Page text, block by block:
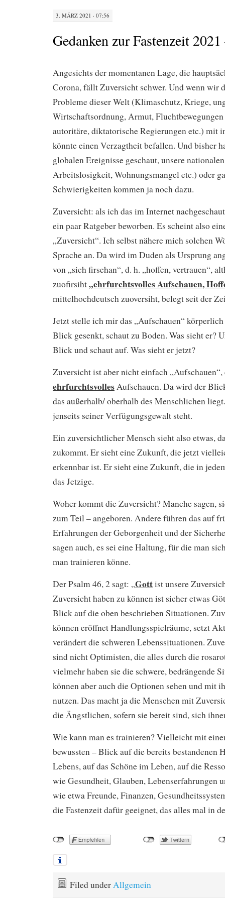
3. MÄRZ 2021 · 07:56
Gedanken zur Fastenzeit
Angesichts der momentanen Lage, die
Corona, fällt Zuversicht schwer. Und wenn wir
Probleme dieser Welt (Klimaschutz, Kriege,
Wirtschaftsordnung, Armut,
autoritäre, diktatorische Regierungen etc.) mit
könnte einen Verzagtheit befallen. Und bisher
globalen Ereignisse geschaut, unsere
Arbeitslosigkeit, Wohnungsmangel etc.) oder
Schwierigkeiten kommen ja noch dazu.
Zuversicht: als ich das im Internet
ein paar Ratgeber beworben. Es scheint also
„Zuversicht“. Ich selbst nähere mich solchen
Sprache an. Da wird im Duden als Ursprung
von „sich firsehan“, d. h. „hoffen, vertrauen“,
zuofirsiht„ehrfurchtsvolles Aufschauen,
mittelhochdeutsch zuoversiht, belegt seit der
Jetzt stelle ich mir das „Aufschauen“
Blick gesenkt, schaut zu Boden. Was sieht er?
Blick und schaut auf. Was sieht er jetzt?
Zuversicht ist aber nicht einfach „Aufschauen“,
ehrfurchtsvollesAufschauen. Da wird der
das außerhalb/ oberhalb des Menschlichen
jenseits seiner Verfügungsgewalt steht.
Ein zuversichtlicher Mensch sieht also etwas,
zukommt. Er sieht eine Zukunft, die jetzt
erkennbar ist. Er sieht eine Zukunft, die in
das Jetzige.
Woher kommt die Zuversicht? Manche sagen,
zum Teil – angeboren. Andere führen das auf
Erfahrungen der Geborgenheit und der
sagen auch, es sei eine Haltung, für die man
man trainieren könne.
Der Psalm 46, 2 sagt: „Gottist unsere
Zuversicht haben zu können ist sicher etwas
Blick auf die oben beschrieben Situationen.
können eröffnet Handlungsspielräume, setzt
verändert die schweren Lebenssituationen.
sind nicht Optimisten, die alles durch die
vielmehr haben sie die schwere, bedrängende
können aber auch die Optionen sehen und mit
nutzen. Das macht ja die Menschen mit
die Ängstlichen, sofern sie bereit sind, sich
Wie kann man es trainieren? Vielleicht mit
bewussten – Blick auf die bereits bestandenen
Lebens, auf das Schöne im Leben, auf die
wie Gesundheit, Glauben, Lebenserfahrungen
wie etwa Freunde, Finanzen,
die Fastenzeit dafür geeignet, das alles mal in
Filed underAllgemein